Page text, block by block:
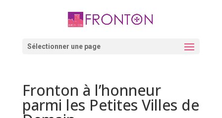
Sélectionner une page
Fronton à l’honneur
parmi les Petites Villes de